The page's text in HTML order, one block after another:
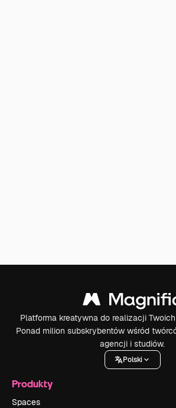
Platforma kreatywna do realizacji
Ponad milion subskrybentów wśród
agencji i studiów.
Polski
Produkty
Spaces